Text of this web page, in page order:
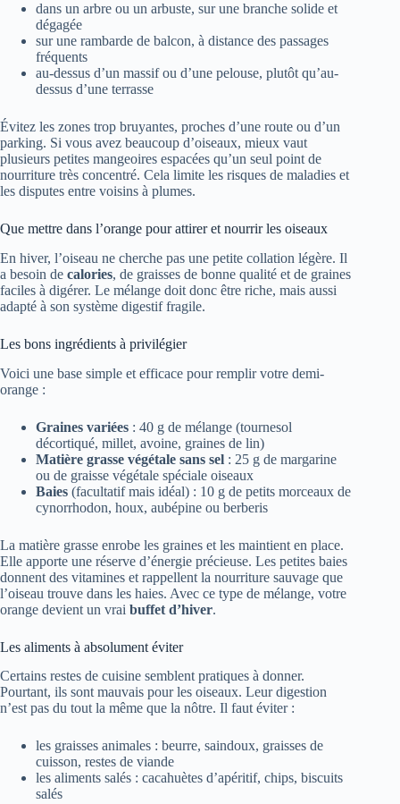
dans un arbre ou un arbuste, sur une branche solide et
dégagée
sur une rambarde de balcon, à distance des passages
fréquents
au-dessus d’un massif ou d’une pelouse, plutôt qu’au-
dessus d’une terrasse
Évitez les zones trop bruyantes, proches d’une route ou d’un
parking. Si vous avez beaucoup d’oiseaux, mieux vaut
plusieurs petites mangeoires espacées qu’un seul point de
nourriture très concentré. Cela limite les risques de maladies et
les disputes entre voisins à plumes.
Que mettre dans l’orange pour attirer et nourrir les oiseaux
En hiver, l’oiseau ne cherche pas une petite collation légère. Il
a besoin de calories, de graisses de bonne qualité et de graines
faciles à digérer. Le mélange doit donc être riche, mais aussi
adapté à son système digestif fragile.
Les bons ingrédients à privilégier
Voici une base simple et efficace pour remplir votre demi-
orange :
Graines variées : 40 g de mélange (tournesol
décortiqué, millet, avoine, graines de lin)
Matière grasse végétale sans sel : 25 g de margarine
ou de graisse végétale spéciale oiseaux
Baies (facultatif mais idéal) : 10 g de petits morceaux de
cynorrhodon, houx, aubépine ou berberis
La matière grasse enrobe les graines et les maintient en place.
Elle apporte une réserve d’énergie précieuse. Les petites baies
donnent des vitamines et rappellent la nourriture sauvage que
l’oiseau trouve dans les haies. Avec ce type de mélange, votre
orange devient un vrai buffet d’hiver.
Les aliments à absolument éviter
Certains restes de cuisine semblent pratiques à donner.
Pourtant, ils sont mauvais pour les oiseaux. Leur digestion
n’est pas du tout la même que la nôtre. Il faut éviter :
les graisses animales : beurre, saindoux, graisses de
cuisson, restes de viande
les aliments salés : cacahuètes d’apéritif, chips, biscuits
salés